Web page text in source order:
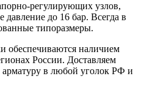
регулирующих узлов,
давление до 16 бар. Всегда в
типоразмеры.
обеспечиваются наличием
России. Доставляем
в любой уголок РФ и